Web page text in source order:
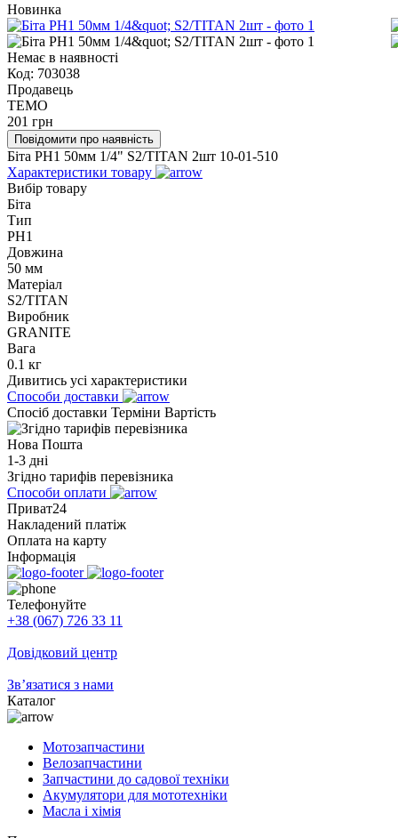
Новинка
Немає в наявності
Код: 703038
Продавець
TEMO
201 грн
Повідомити про наявність
Біта PH1 50мм 1/4" S2/TITAN 2шт 10-01-510
Характеристики товару
Вибір товару
Біта
Тип
PH1
Довжина
50 мм
Матеріал
S2/TITAN
Виробник
GRANITE
Вага
0.1 кг
Дивитись усі характеристики
Способи доставки
Спосіб доставки Терміни Вартість
Нова Пошта
1-3 дні
Згідно тарифів перевізника
Способи оплати
Приват24
Накладений платіж
Оплата на карту
Інформація
Телефонуйте
+38 (067) 726 33 11
Довідковий центр
Зв’язатися з нами
Каталог
Мотозапчастини
Велозапчастини
Запчастини до садової техніки
Акумулятори для мототехніки
Масла і хімія